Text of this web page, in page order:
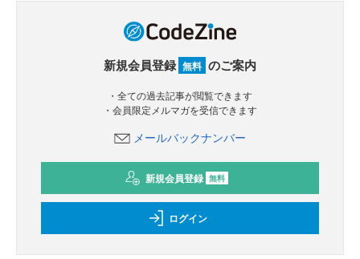
新規会員登録 無料 のご案内
・全ての過去記事が閲覧できます
・会員限定メルマガを受信できます
メールバックナンバー
新規会員登録 無料
ログイン